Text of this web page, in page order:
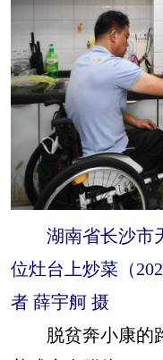
湖南省长沙市
位灶台上炒菜（
者 薛宇舸 摄
脱贫奔小康的